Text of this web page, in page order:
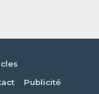
Publicité